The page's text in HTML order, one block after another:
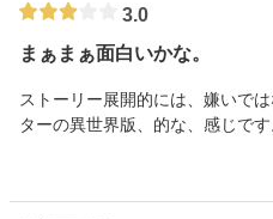
3.0
まぁまぁ面白いかな。
ストーリー展開的には、嫌いで
ターの異世界版、的な、感じで